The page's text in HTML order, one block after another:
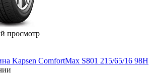
просмотр
Kapsen ComfortMax S801 215/65/16 98H